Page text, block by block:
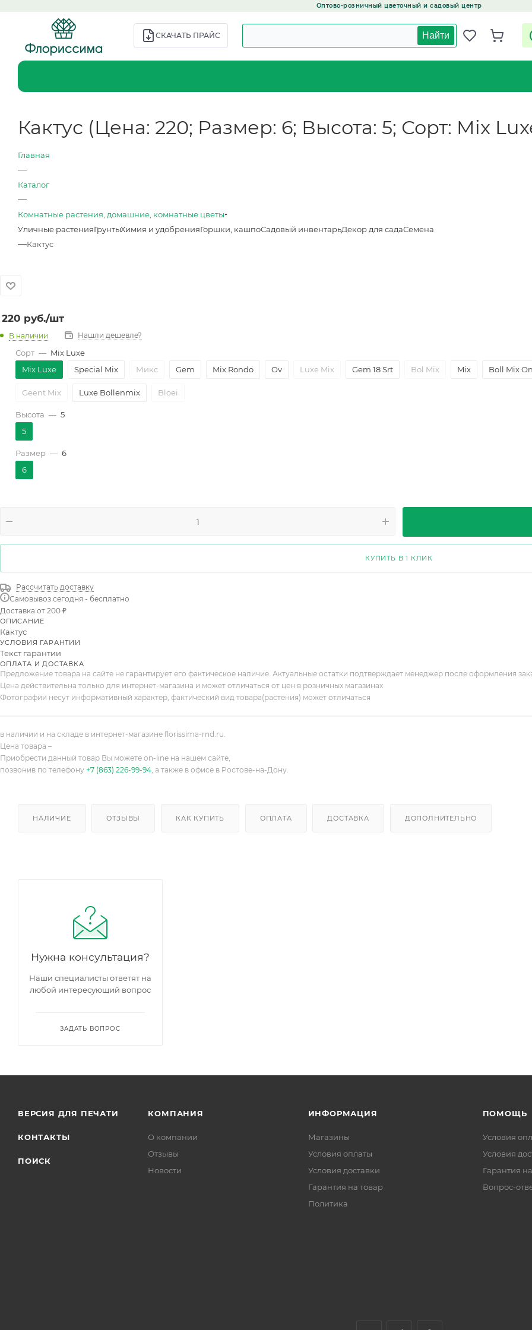
Оптово-розничный цветочный и садовый центр
СКАЧАТЬ ПРАЙС Найти
Кактус (Цена: 220; Размер: 6; Высота: 5; Сорт: Mix
Главная
—
Каталог
—
Комнатные растения, домашние, комнатные цветы
Уличные растенияГрунтыХимия и удобренияГоршки, кашпоСадовый инвентарьДекор для садаСемена
—Кактус
220 руб./шт
В наличии Нашли дешевле?
Сорт — Mix Luxe
Mix Luxe
Special Mix Микс Gem Mix Rondo Ov Luxe Mix Gem 18 Srt Bol Mix Mix Boll Mix
Geent Mix Luxe Bollenmix Bloei
Высота — 5
5
Размер — 6
6
КУПИТЬ В 1 КЛИК
Рассчитать доставку
Самовывоз сегодня - бесплатно
Доставка от 200 ₽
ОПИСАНИЕ
Кактус
УСЛОВИЯ ГАРАНТИИ
Текст гарантии
ОПЛАТА И ДОСТАВКА
Предложение товара на сайте не гарантирует его фактическое наличие. Актуальные остатки подтверждает менеджер после оформления
Цена действительна только для интернет-магазина и может отличаться от цен в розничных магазинах
Фотографии несут информативный характер, фактический вид товара(растения) может отличаться
в наличии и на складе в интернет-магазине florissima-rnd.ru.
Цена товара –
Приобрести данный товар Вы можете on-line на нашем сайте,
позвонив по телефону +7 (863) 226-99-94, а также в офисе в Ростове-на-Дону.
НАЛИЧИЕ ОТЗЫВЫ КАК КУПИТЬ ОПЛАТА ДОСТАВКА ДОПОЛНИТЕЛЬНО
Нужна консультация?
Наши специалисты ответят на
любой интересующий вопрос
ЗАДАТЬ ВОПРОС
ВЕРСИЯ ДЛЯ ПЕЧАТИ
КОНТАКТЫ
ПОИСК
КОМПАНИЯ
О компании
Отзывы
Новости
ИНФОРМАЦИЯ
Магазины
Условия оплаты
Условия доставки
Гарантия на товар
Политика
ПОМОЩЬ
Условия
Условия
Гарантия
Вопрос-